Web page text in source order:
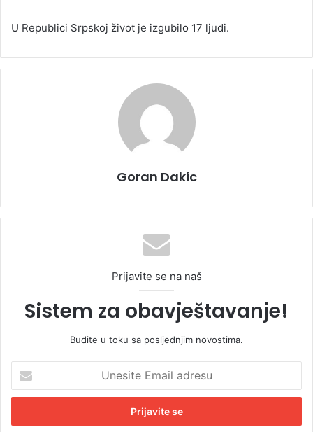
U Republici Srpskoj život je izgubilo 17 ljudi.
Goran Dakic
Prijavite se na naš
Sistem za obavještavanje!
Budite u toku sa posljednjim novostima.
e
i